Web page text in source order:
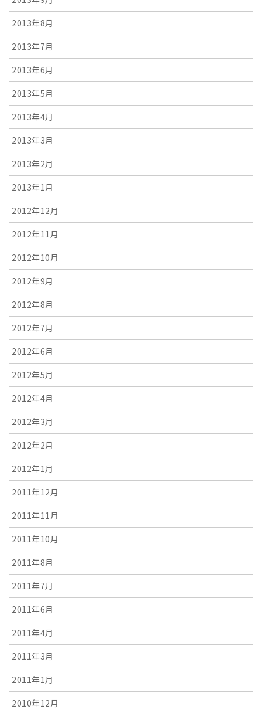
2013年8月
2013年7月
2013年6月
2013年5月
2013年4月
2013年3月
2013年2月
2013年1月
2012年12月
2012年11月
2012年10月
2012年9月
2012年8月
2012年7月
2012年6月
2012年5月
2012年4月
2012年3月
2012年2月
2012年1月
2011年12月
2011年11月
2011年10月
2011年8月
2011年7月
2011年6月
2011年4月
2011年3月
2011年1月
2010年12月